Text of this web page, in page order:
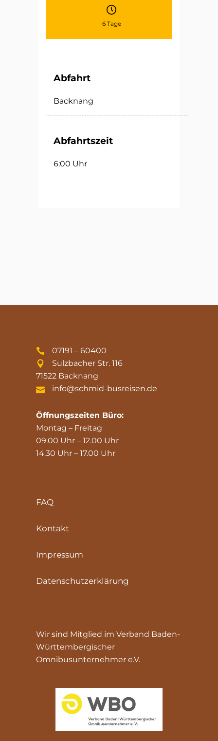
6 Tage
Abfahrt
Backnang
Abfahrtszeit
6:00 Uhr
07191 – 60400
Sulzbacher Str. 116
71522 Backnang
info@schmid-busreisen.de
Öffnungszeiten Büro:
Montag – Freitag
09.00 Uhr – 12.00 Uhr
14.30 Uhr – 17.00 Uhr
FAQ
Kontakt
Impressum
Datenschutzerklärung
Wir sind Mitglied im Verband Baden-
Württembergischer
Omnibusunternehmer e.V.